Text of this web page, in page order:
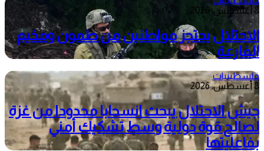
8 أغسطس، 2026
الاحتلال يحتجز مواطنين من طمون ومخيم
الفارعة
فلسطينيات
8 أغسطس، 2026
جيش الاحتلال يبحث انسحابا محدودا من غزة
لصالح قوة دولية وسط تشكيك أمني
بفاعليتها